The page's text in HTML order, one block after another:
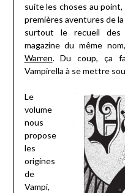
suite les choses au point,
premières aventures de la
surtout le recueil des
magazine du même
Warren. Du coup, ça
Vampirella à se mettre
Le
volume
nous
propose
les
origines
de
Vampi,